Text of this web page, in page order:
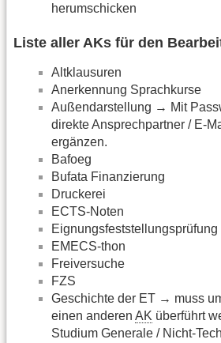
herumschicken
Liste aller AKs für den
Altklausuren
Anerkennung Sprachkurse
Außendarstellung → Mit
direkte Ansprechpartner / E-
ergänzen.
Bafoeg
Bufata Finanzierung
Druckerei
ECTS-Noten
Eignungsfeststellungsprüfung
EMECS-thon
Freiversuche
FZS
Geschichte der ET → muss
einen anderen AK überführt
Studium Generale / Nicht-